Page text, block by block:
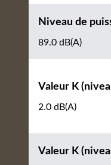
Niveau de
89.0 dB(A)
Valeur K
2.0 dB(A)
Valeur K